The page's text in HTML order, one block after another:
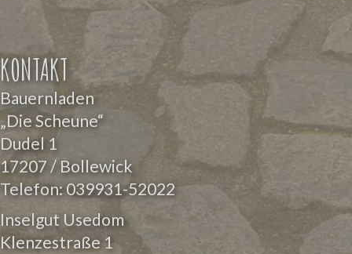
KONTAKT
Bauernladen
„Die Scheune“
Dudel 1
17207 / Bollewick
Telefon:039931-52022
Inselgut Usedom
Klenzestraße 1